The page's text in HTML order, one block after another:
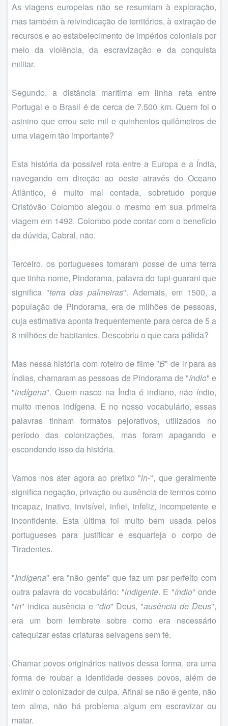
As viagens europeias não se resumiam à exploração,
mas também à reivindicação de territórios, à extração de
recursos e ao estabelecimento de impérios coloniais por
meio da violência, da escravização e da conquista
militar.
Segundo, a distância marítima em linha reta entre
Portugal e o Brasil é de cerca de 7.500 km. Quem foi o
asinino que errou sete mil e quinhentos quilômetros de
uma viagem tão importante?
Esta história da possível rota entre a Europa e a Índia,
navegando em direção ao oeste através do Oceano
Atlântico, é muito mal contada, sobretudo porque
Cristóvão Colombo alegou o mesmo em sua primeira
viagem em 1492. Colombo pode contar com o benefício
da dúvida, Cabral, não.
Terceiro, os portugueses tomaram posse de uma terra
que tinha nome, Pindorama, palavra do tupi-guarani que
significa "terra das palmeiras". Ademais, em 1500, a
população de Pindorama, era de milhões de pessoas,
cuja estimativa aponta frequentemente para cerca de 5 a
8 milhões de habitantes. Descobriu o que cara-pálida?
Mas nessa história com roteiro de filme "B" de ir para as
Índias, chamaram as pessoas de Pindorama de "índio" e
"indígena". Quem nasce na Índia é indiano, não índio,
muito menos indígena. E no nosso vocabulário, essas
palavras tinham formatos pejorativos, utilizados no
período das colonizações, mas foram apagando e
escondendo isso da história.
Vamos nos ater agora ao prefixo "in-", que geralmente
significa negação, privação ou ausência de termos como
incapaz, inativo, invisível, infiel, infeliz, incompetente e
inconfidente. Esta última foi muito bem usada pelos
portugueses para justificar e esquarteja o corpo de
Tiradentes.
"Indígena" era "não gente" que faz um par perfeito com
outra palavra do vocabulário: "indigente. E "índio" onde
"in" indica ausência e "dio" Deus, "ausência de Deus",
era um bom lembrete sobre como era necessário
catequizar estas criaturas selvagens sem fé.
Chamar povos originários nativos dessa forma, era uma
forma de roubar a identidade desses povos, além de
eximir o colonizador de culpa. Afinal se não é gente, não
tem alma, não há problema algum em escravizar ou
matar.